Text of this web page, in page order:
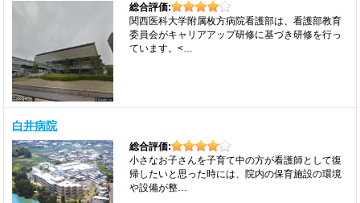
総合評価:
関西医科大学附属枚方病院看護部は、看護部教育
委員会がキャリアアップ研修に基づき研修を行っ
ています。<…
白井病院
総合評価:
小さなお子さんを子育て中の方が看護師として復
帰したいと思った時には、院内の保育施設の環境
や設備が整…